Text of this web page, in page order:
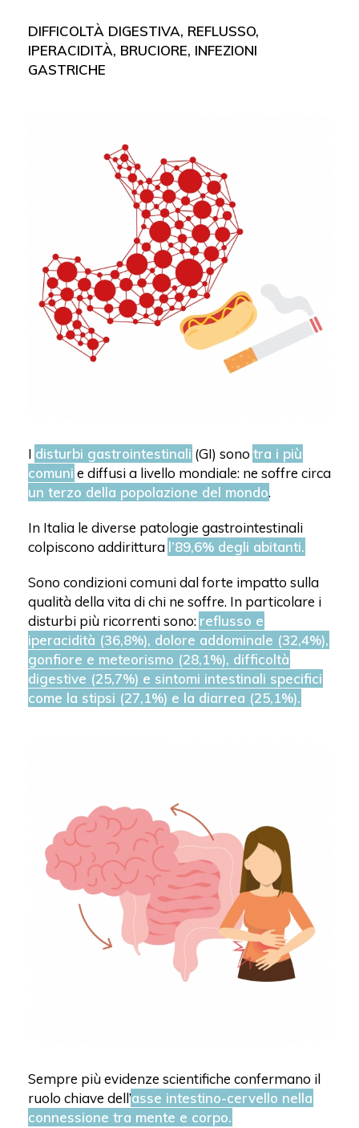
DIFFICOLTÀ DIGESTIVA, REFLUSSO,
IPERACIDITÀ, BRUCIORE, INFEZIONI
GASTRICHE
I disturbi gastrointestinali (GI) sono tra i più
comuni e diffusi a livello mondiale: ne soffre circa
un terzo della popolazione del mondo.
In Italia le diverse patologie gastrointestinali
colpiscono addirittura l’89,6% degli abitanti.
Sono condizioni comuni dal forte impatto sulla
qualità della vita di chi ne soffre. In particolare i
disturbi più ricorrenti sono: reflusso e
iperacidità (36,8%), dolore addominale (32,4%),
gonfiore e meteorismo (28,1%), difficoltà
digestive (25,7%) e sintomi intestinali specifici
come la stipsi (27,1%) e la diarrea (25,1%).
Sempre più evidenze scientifiche confermano il
ruolo chiave dell’asse intestino-cervello nella
connessione tra mente e corpo.